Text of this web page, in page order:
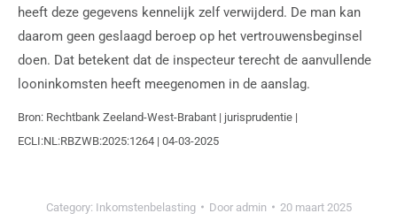
heeft deze gegevens kennelijk zelf verwijderd. De man kan
daarom geen geslaagd beroep op het vertrouwensbeginsel
doen. Dat betekent dat de inspecteur terecht de aanvullende
looninkomsten heeft meegenomen in de aanslag.
Bron: Rechtbank Zeeland-West-Brabant | jurisprudentie |
ECLI:NL:RBZWB:2025:1264 | 04-03-2025
Category: Inkomstenbelasting Door admin 20 maart 2025